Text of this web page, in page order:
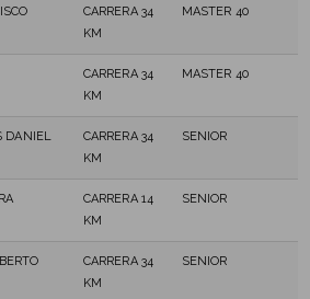
CARRERA 34
KM
MASTER 40
CARRERA 34
KM
MASTER 40
DANIEL
CARRERA 34
KM
SENIOR
CARRERA 14
KM
SENIOR
CARRERA 34
KM
SENIOR